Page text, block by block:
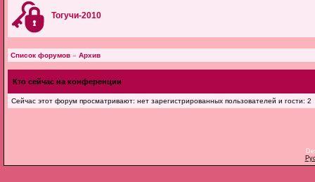
Тогучи-2010
Список форумов » Архив
Кто сейчас на конференции
Сейчас этот форум просматривают: нет зарегистрированных пользователей и гости: 2